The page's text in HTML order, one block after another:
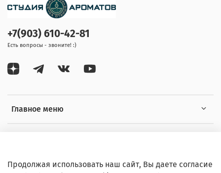
Главное меню
+7(903) 610-42-81
Есть вопросы - звоните! :)
Продолжая использовать наш сайт, Вы даете согласие